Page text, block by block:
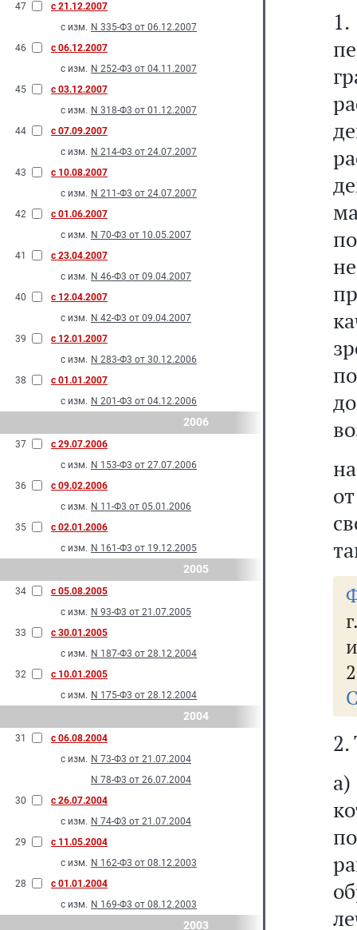
47
с 21.12.2007
с изм. N 335-Ф3 от 06.12.2007
46
с 06.12.2007
с изм. N 252-Ф3 от 04.11.2007
45
с 03.12.2007
с изм. N 318-Ф3 от 01.12.2007
44
с 07.09.2007
с изм. N 214-Ф3 от 24.07.2007
43
с 10.08.2007
с изм. N 211-Ф3 от 24.07.2007
42
с 01.06.2007
с изм. N 70-Ф3 от 10.05.2007
41
с 23.04.2007
с изм. N 46-Ф3 от 09.04.2007
40
с 12.04.2007
с изм. N 42-Ф3 от 09.04.2007
39
с 12.01.2007
с изм. N 283-Ф3 от 30.12.2006
38
с 01.01.2007
с изм. N 201-Ф3 от 04.12.2006
2006
37
с 29.07.2006
с изм. N 153-Ф3 от 27.07.2006
36
с 09.02.2006
с изм. N 11-Ф3 от 05.01.2006
35
с 02.01.2006
с изм. N 161-Ф3 от 19.12.2005
2005
34
с 05.08.2005
с изм. N 93-Ф3 от 21.07.2005
33
с 30.01.2005
с изм. N 187-Ф3 от 28.12.2004
32
с 10.01.2005
с изм. N 175-Ф3 от 28.12.2004
2004
31
с 06.08.2004
с изм. N 73-Ф3 от 21.07.2004
N 78-Ф3 от 26.07.2004
30
с 26.07.2004
с изм. N 74-Ф3 от 21.07.2004
29
с 11.05.2004
с изм. N 162-Ф3 от 08.12.2003
28
с 01.01.2004
с изм. N 169-Ф3 от 08.12.2003
2003
2.